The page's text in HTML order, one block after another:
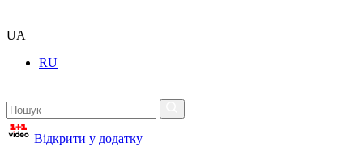
UA
RU
Відкрити у додатку